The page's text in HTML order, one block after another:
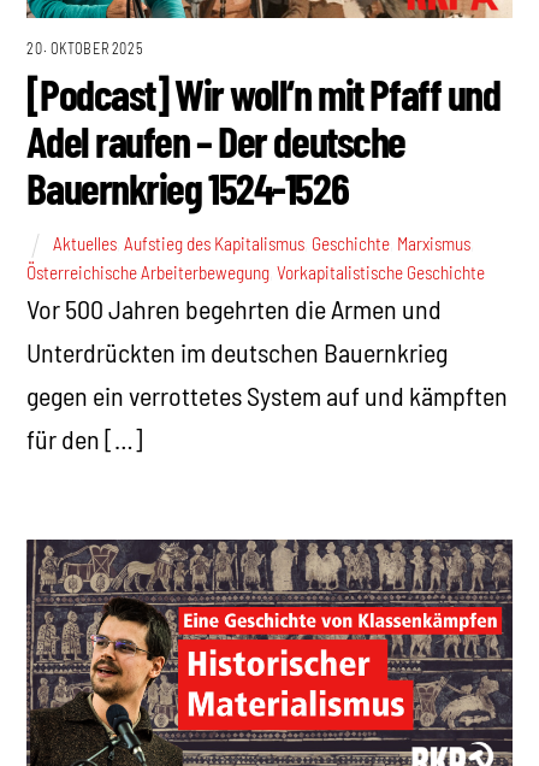
20. OKTOBER 2025
[Podcast] Wir woll‘n mit Pfaff und
Adel raufen – Der deutsche
Bauernkrieg 1524-1526
Aktuelles ,Aufstieg des Kapitalismus Geschichte Marxismus
Österreichische Arbeiterbewegung ,Vorkapitalistische Geschichte
Vor 500 Jahren begehrten die Armen und
Unterdrückten im deutschen Bauernkrieg
gegen ein verrottetes System auf und kämpften
für den […]